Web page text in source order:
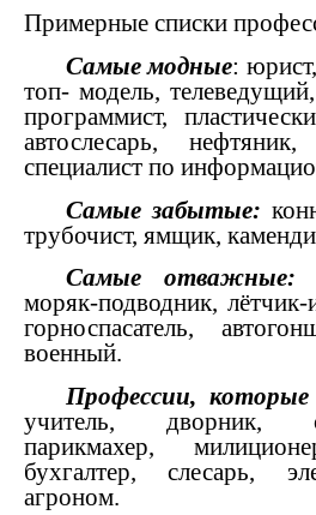
Примерные списки
Самые модные:
топ- модель,
программист,
автослесарь,
специалист по
Самые забытые:
трубочист, ямщик,
Самые отважные:
моряк-подводник, лётчик-
горноспасатель,
военный.
Профессии,
учитель, дворник,
парикмахер,
бухгалтер, слесарь,
агроном.